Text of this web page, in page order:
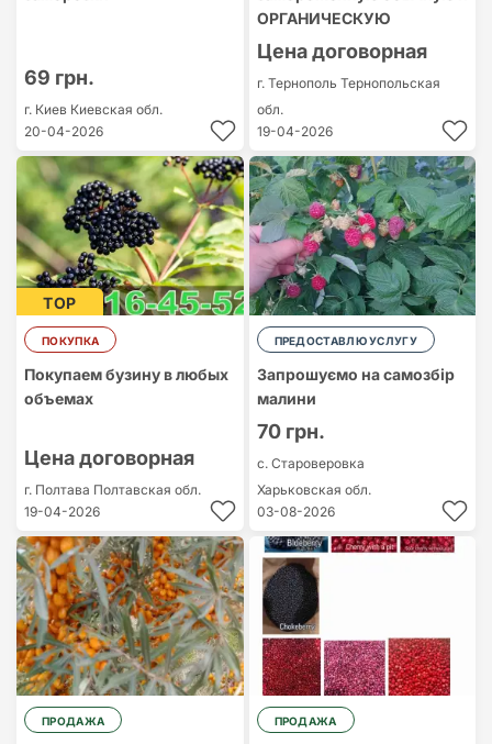
69 грн.
г. Киев Киевская обл.
20-04-2026
ОРГАНИЧЕСКУЮ
Цена договорная
г. Тернополь Тернопольская
обл.
19-04-2026
TOP
ПОКУПКА
Покупаем бузину в любых
объемах
Цена договорная
г. Полтава Полтавская обл.
19-04-2026
ПРЕДОСТАВЛЮ УСЛУГУ
Запрошуємо на самозбір
малини
70 грн.
с. Староверовка
Харьковская обл.
03-08-2026
ПРОДАЖА ПРОДАЖА